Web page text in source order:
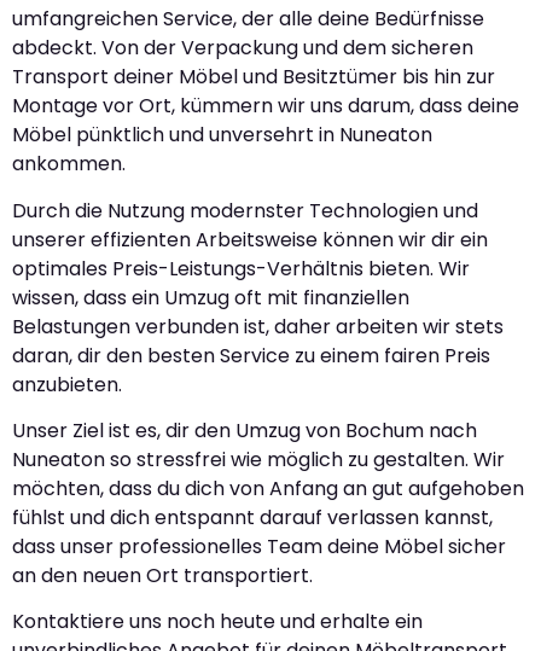
umfangreichen Service, der alle deine Bedürfnisse
abdeckt. Von der Verpackung und dem sicheren
Transport deiner Möbel und Besitztümer bis hin zur
Montage vor Ort, kümmern wir uns darum, dass deine
Möbel pünktlich und unversehrt in Nuneaton
ankommen.
Durch die Nutzung modernster Technologien und
unserer effizienten Arbeitsweise können wir dir ein
optimales Preis-Leistungs-Verhältnis bieten. Wir
wissen, dass ein Umzug oft mit finanziellen
Belastungen verbunden ist, daher arbeiten wir stets
daran, dir den besten Service zu einem fairen Preis
anzubieten.
Unser Ziel ist es, dir den Umzug von Bochum nach
Nuneaton so stressfrei wie möglich zu gestalten. Wir
möchten, dass du dich von Anfang an gut aufgehoben
fühlst und dich entspannt darauf verlassen kannst,
dass unser professionelles Team deine Möbel sicher
an den neuen Ort transportiert.
Kontaktiere uns noch heute und erhalte ein